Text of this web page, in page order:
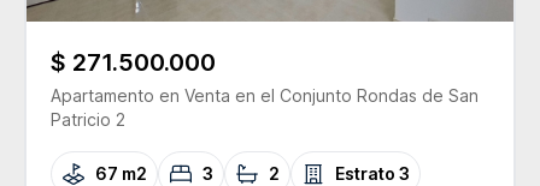
$ 271.500.000
Apartamento en Venta en el Conjunto Rondas de San
Patricio 2
67 m2 3 2 Estrato 3